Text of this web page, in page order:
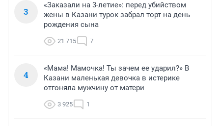
3
«Заказали на 3-летие»: перед убийством
жены в Казани турок забрал торт на день
рождения сына
21 715 7
4
«Мама! Мамочка! Ты зачем ее ударил?» В
Казани маленькая девочка в истерике
отгоняла мужчину от матери
3 925 1